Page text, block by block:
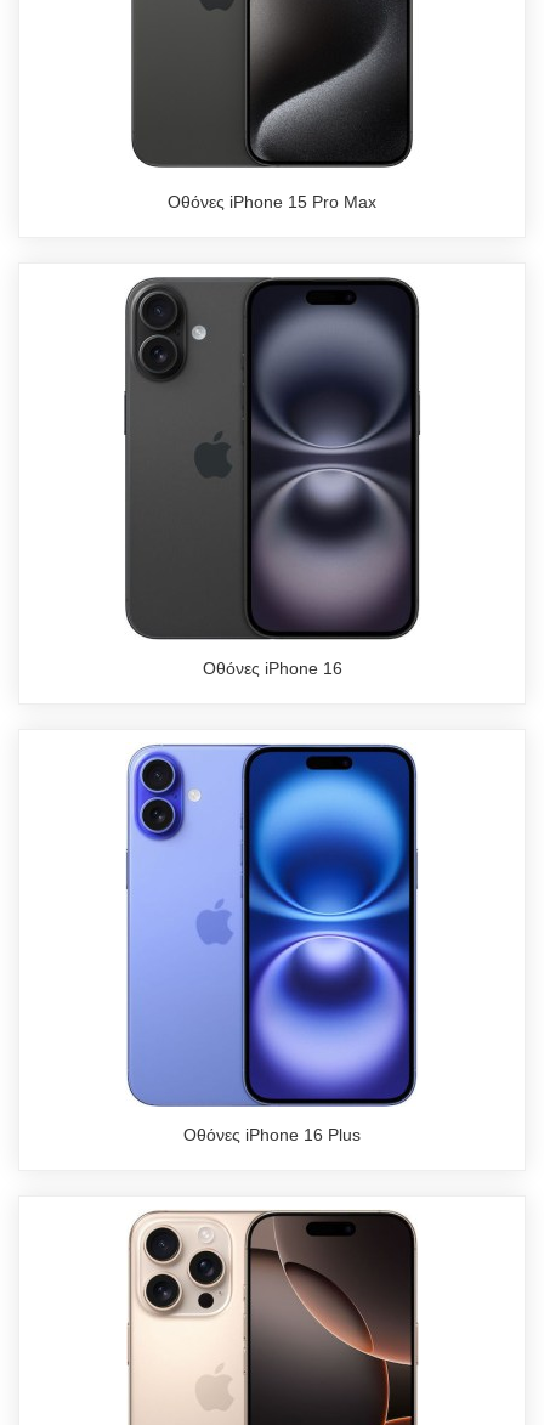
Οθόνες iPhone 15 Pro Max
Οθόνες iPhone 16
Οθόνες iPhone 16 Plus